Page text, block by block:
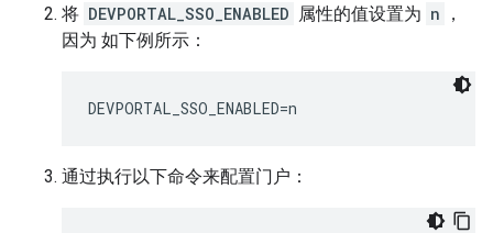
将 DEVPORTAL_SSO_ENABLED 属性的值设置为 n
，
因为 如下例所示：
DEVPORTAL_SSO_ENABLED=n
通过执行以下命令来配置门户：